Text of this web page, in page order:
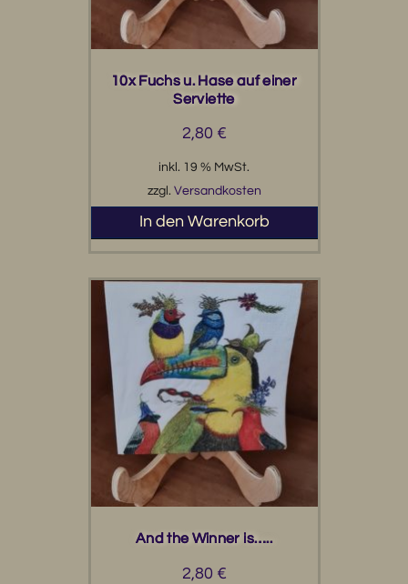
10x Fuchs u. Hase auf einer
Serviette
2,80 €
inkl. 19 % MwSt.
zzgl. Versandkosten
In den Warenkorb
And the Winner is…..
2,80 €